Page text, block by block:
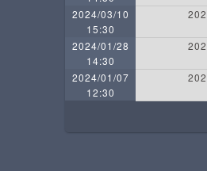
2024/03/10
15:30
2024/01/28
14:30
2024/01/07
12:30